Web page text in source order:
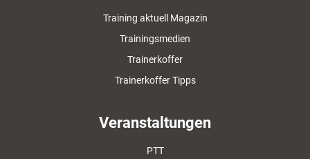
Training aktuell Magazin
Trainingsmedien
Trainerkoffer
Trainerkoffer Tipps
Veranstaltungen
PTT